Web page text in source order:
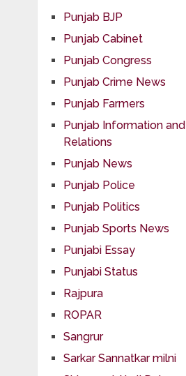
Punjab BJP
Punjab Cabinet
Punjab Congress
Punjab Crime News
Punjab Farmers
Punjab Information
Relations
Punjab News
Punjab Police
Punjab Politics
Punjab Sports News
Punjabi Essay
Punjabi Status
Rajpura
ROPAR
Sangrur
Sarkar Sannatkar milni